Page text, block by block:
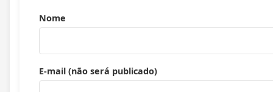
Nome
E-mail (não será publicado)